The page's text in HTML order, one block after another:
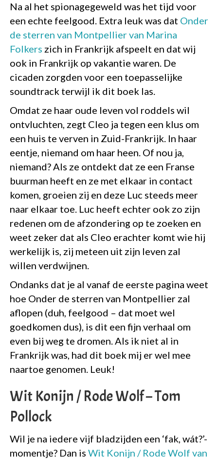
Na al het spionagegeweld was het tijd voor
een echte feelgood. Extra leuk was dat Onder
de sterren van Montpellier van Marina
Folkers zich in Frankrijk afspeelt en dat wij
ook in Frankrijk op vakantie waren. De
cicaden zorgden voor een toepasselijke
soundtrack terwijl ik dit boek las.
Omdat ze haar oude leven vol roddels wil
ontvluchten, zegt Cleo ja tegen een klus om
een huis te verven in Zuid-Frankrijk. In haar
eentje, niemand om haar heen. Of nou ja,
niemand? Als ze ontdekt dat ze een Franse
buurman heeft en ze met elkaar in contact
komen, groeien zij en deze Luc steeds meer
naar elkaar toe. Luc heeft echter ook zo zijn
redenen om de afzondering op te zoeken en
weet zeker dat als Cleo erachter komt wie hij
werkelijk is, zij meteen uit zijn leven zal
willen verdwijnen.
Ondanks dat je al vanaf de eerste pagina weet
hoe Onder de sterren van Montpellier zal
aflopen (duh, feelgood – dat moet wel
goedkomen dus), is dit een fijn verhaal om
even bij weg te dromen. Als ik niet al in
Frankrijk was, had dit boek mij er wel mee
naartoe genomen. Leuk!
Wit Konijn / Rode Wolf – Tom
Pollock
Wil je na iedere vijf bladzijden een ‘fak, wát?’-
momentje? Dan is Wit Konijn / Rode Wolf van